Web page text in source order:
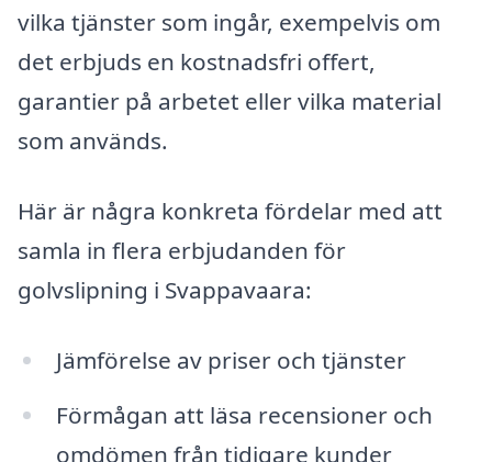
vilka tjänster som ingår, exempelvis om
det erbjuds en kostnadsfri offert,
garantier på arbetet eller vilka material
som används.
Här är några konkreta fördelar med att
samla in flera erbjudanden för
golvslipning i Svappavaara:
Jämförelse av priser och tjänster
Förmågan att läsa recensioner och
omdömen från tidigare kunder